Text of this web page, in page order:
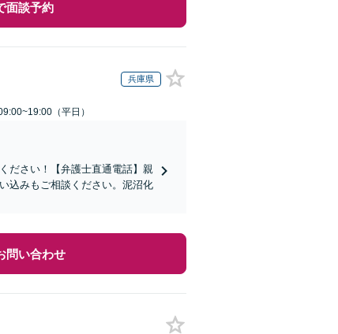
面談予約
兵庫県
（平日）
ださい！【弁護士直通電話】親
込みもご相談ください。泥沼化
問い合わせ